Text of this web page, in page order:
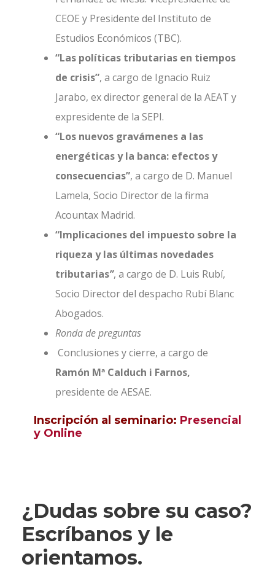
CEOE y Presidente del Instituto de
Estudios Económicos (TBC).
“Las políticas tributarias en tiempos
de crisis”, a cargo de Ignacio Ruiz
Jarabo, ex director general de la AEAT y
expresidente de la SEPI.
“Los nuevos gravámenes a las
energéticas y la banca: efectos y
consecuencias”, a cargo de D. Manuel
Lamela, Socio Director de la firma
Acountax Madrid.
“Implicaciones del impuesto sobre la
riqueza y las últimas novedades
tributarias”, a cargo de D. Luis Rubí,
Socio Director del despacho Rubí Blanc
Abogados.
Ronda de preguntas
Conclusiones y cierre, a cargo de
Ramón Mª Calduch i Farnos,
presidente de AESAE.
Inscripción al seminario: Presencial
y Online
¿Dudas sobre su caso?
Escríbanos y le
orientamos.